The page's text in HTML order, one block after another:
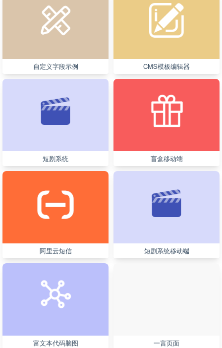
自定义字段示例 CMS模板编辑器
短剧系统 盲盒移动端
阿里云短信 短剧系统移动端
富文本代码脑图 一言页面